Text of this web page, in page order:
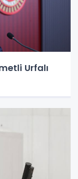
Urfalı